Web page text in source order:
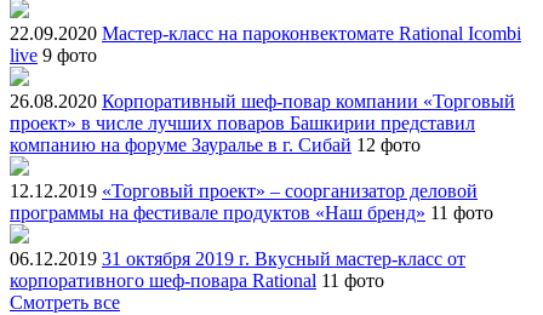
22.09.2020 Мастер-класс на пароконвектомате Rational Icombi
live 9 фото
26.08.2020 Корпоративный шеф-повар компании «Торговый
проект» в числе лучших поваров Башкирии представил
компанию на форуме Зауралье в г. Сибай 12 фото
12.12.2019 «Торговый проект» – соорганизатор деловой
программы на фестивале продуктов «Наш бренд» 11 фото
06.12.2019 31 октября 2019 г. Вкусный мастер-класс от
корпоративного шеф-повара Rational 11 фото
Смотреть все